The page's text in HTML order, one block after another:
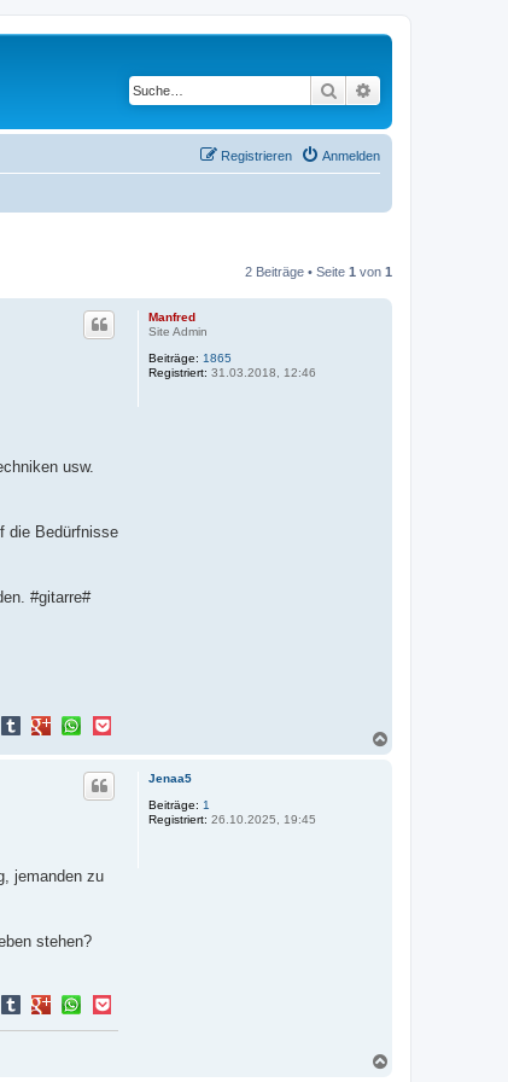
Suche
Anmelden
Registrieren
2 Beiträge • Seite 1 von 1
Manfred
Site Admin
Beiträge: 1865
Registriert: 31.03.2018, 12:46
usw.
die Bedürfnisse
#gitarre#
Jenaa5
Beiträge: 1
Registriert: 26.10.2025, 19:45
jemanden zu
stehen?